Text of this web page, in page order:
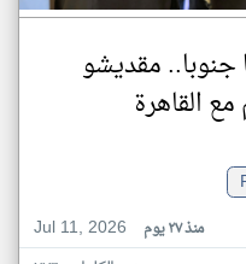
مقديشو
القاهرة
Jul 11, 2026
منذ ٢٧ يوم